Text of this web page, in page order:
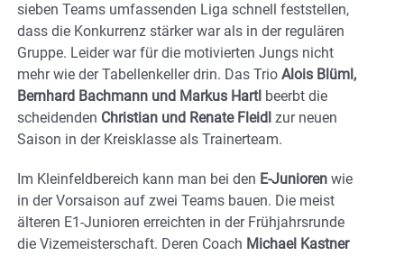
sieben Teams umfassenden Liga schnell feststellen,
dass die Konkurrenz stärker war als in der regulären
Gruppe. Leider war für die motivierten Jungs nicht
mehr wie der Tabellenkeller drin. Das Trio Alois Blüml,
Bernhard Bachmann und Markus Hartl beerbt die
scheidenden Christian und Renate Fleidl zur neuen
Saison in der Kreisklasse als Trainerteam.
Im Kleinfeldbereich kann man bei den E-Junioren wie
in der Vorsaison auf zwei Teams bauen. Die meist
älteren E1-Junioren erreichten in der Frühjahrsrunde
die Vizemeisterschaft. Deren Coach Michael Kastner